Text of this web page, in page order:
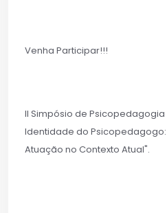
Venha Participar!!!
II Simpósio de Psicopedagogia
Identidade do Psicopedagogo:
Atuação no Contexto Atual".⁣⁣